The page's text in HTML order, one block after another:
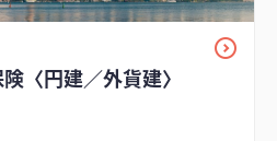
〈円建／外貨建〉